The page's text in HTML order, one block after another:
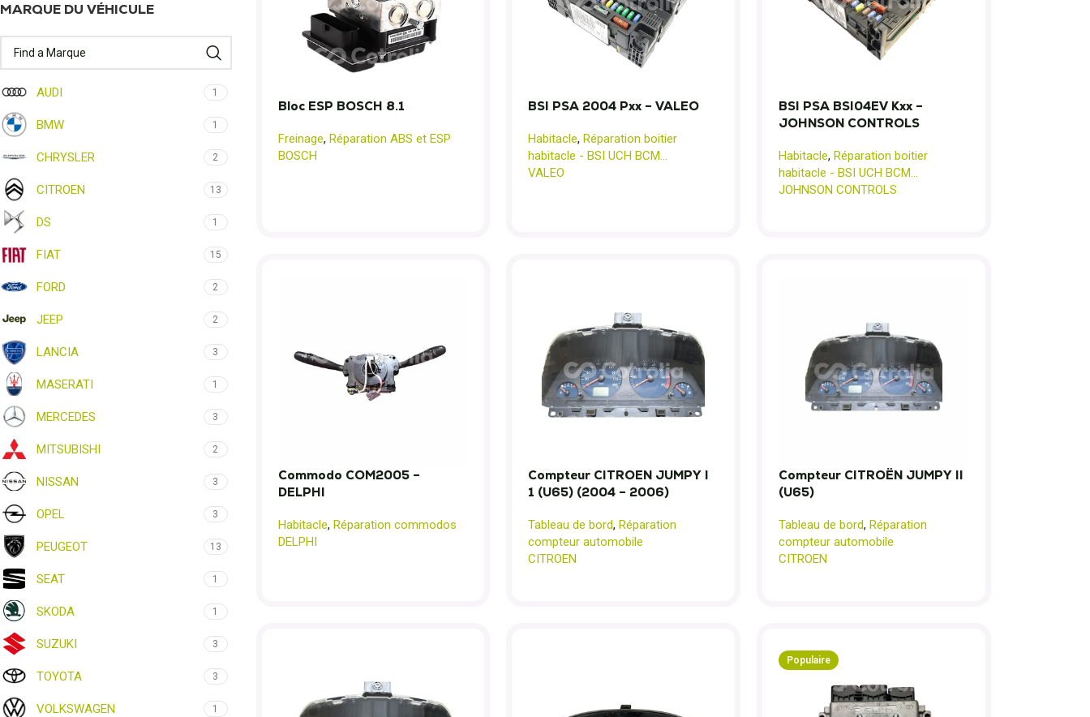
MARQUE DU VÉHICULE
AUDI 1
BMW 1
CHRYSLER 2
CITROEN 13
DS 1
FIAT 15
FORD 2
JEEP 2
LANCIA 3
MASERATI 1
MERCEDES 3
MITSUBISHI 2
NISSAN 3
OPEL 3
PEUGEOT 13
SEAT 1
SKODA 1
SUZUKI 3
TOYOTA 3
VOLKSWAGEN 1
Bloc ESP BOSCH 8.1
Freinage, Réparation ABS et ESP
BOSCH
BSI PSA 2004 Pxx – VALEO
Habitacle, Réparation boitier
habitacle - BSI UCH BCM...
VALEO
BSI PSA BSI04EV Kxx –
JOHNSON CONTROLS
Habitacle, Réparation boitier
habitacle - BSI UCH BCM...
JOHNSON CONTROLS
Commodo COM2005 –
DELPHI
Habitacle, Réparation commodos
DELPHI
Compteur CITROEN JUMPY I
1 (U65) (2004 – 2006)
Tableau de bord, Réparation
compteur automobile
CITROEN
Compteur CITROËN JUMPY II
(U65)
Tableau de bord, Réparation
compteur automobile
CITROEN
Populaire